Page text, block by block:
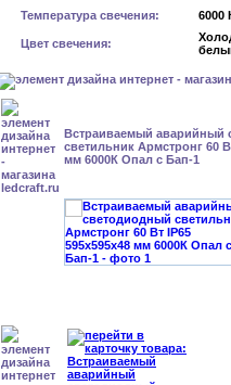
Температура свечения: 6000
Цвет свечения:
Встраиваемый аварийный
светильник Армстронг 60
мм 6000К Опал с Бап-1